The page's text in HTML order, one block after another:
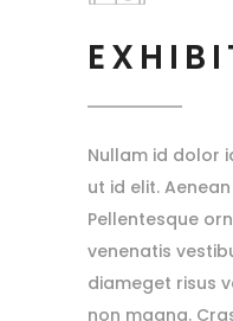
Nullam id dolor
ut id elit.
Pellentesque
venenatis
diameget risus
non magna.